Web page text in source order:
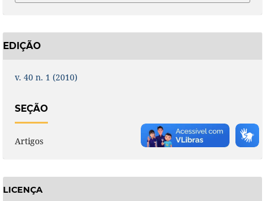
EDIÇÃO
v. 40 n. 1 (2010)
SEÇÃO
Artigos
LICENÇA